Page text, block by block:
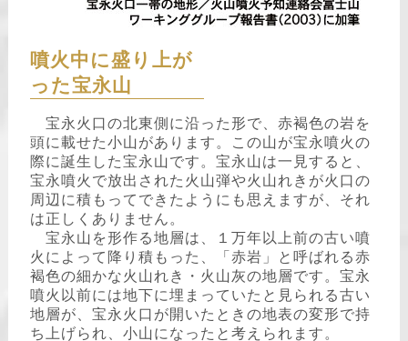
噴火中に盛り上が
った宝永山
宝永火口の北東側に沿った形で、赤褐色の岩を
頭に載せた小山があります。この山が宝永噴火の
際に誕生した宝永山です。宝永山は一見すると、
宝永噴火で放出された火山弾や火山れきが火口の
周辺に積もってできたようにも思えますが、それ
は正しくありません。
宝永山を形作る地層は、１万年以上前の古い噴
火によって降り積もった、「赤岩」と呼ばれる赤
褐色の細かな火山れき・火山灰の地層です。宝永
噴火以前には地下に埋まっていたと見られる古い
地層が、宝永火口が開いたときの地表の変形で持
ち上げられ、小山になったと考えられます。